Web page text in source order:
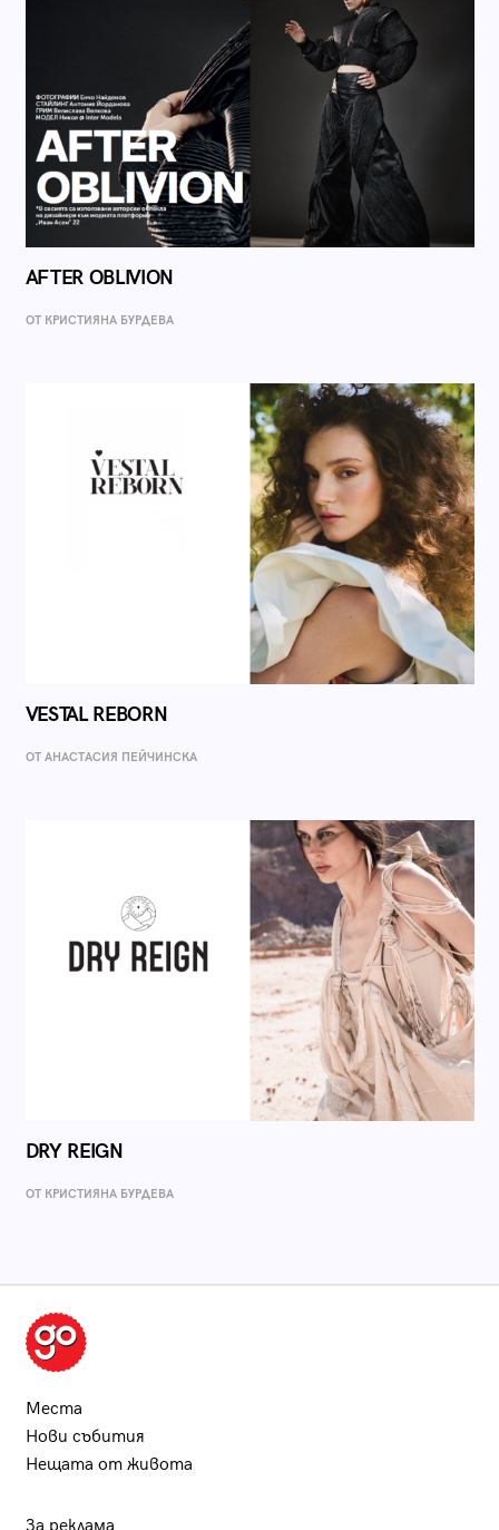
AFTER OBLIVION
ОТ КРИСТИЯНА БУРДЕВА
VESTAL REBORN
ОТ AНАСТАСИЯ ПЕЙЧИНСКА
DRY REIGN
ОТ КРИСТИЯНА БУРДЕВА
Места
Нови събития
Нещата от живота